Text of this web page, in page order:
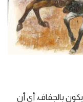
بالجفاف، أي أن